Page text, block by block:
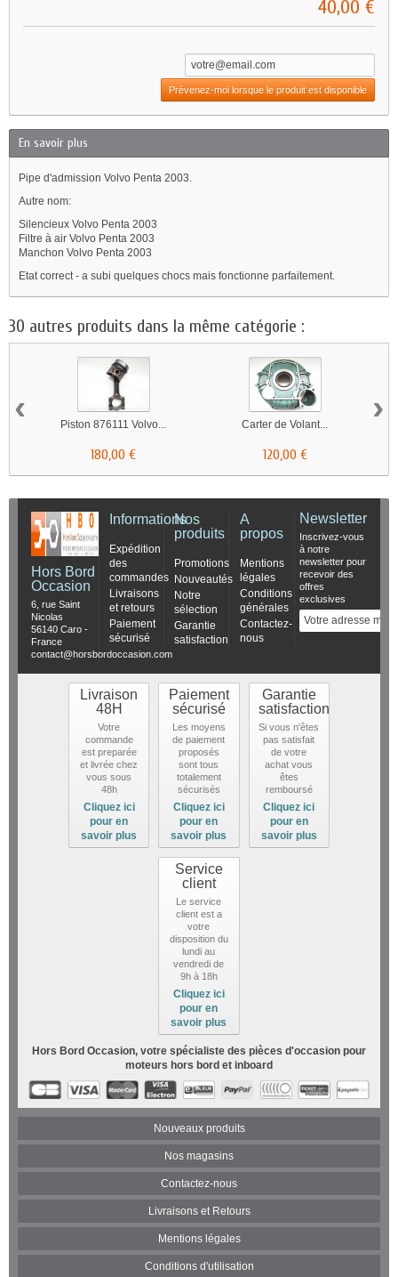
40,00 €
Prévenez-moi lorsque le produit est disponible
En savoir plus
Pipe d'admission Volvo Penta 2003.
Autre nom:
Silencieux Volvo Penta 2003
Filtre à air Volvo Penta 2003
Manchon Volvo Penta 2003
Etat correct - a subi quelques chocs mais fonctionne parfaitement.
30 autres produits dans la même catégorie :
Piston 876111 Volvo...
180,00 €
Carter de Volant...
120,00 €
‹ ›
Hors Bord
Occasion
6, rue Saint
Nicolas
56140 Caro -
France
contact@horsbordoccasion.com
Informations
Expédition
des
commandes
Livraisons
et retours
Paiement
sécurisé
Nos
produits
Promotions
Nouveautés
Notre
sélection
Garantie
satisfaction
A
propos
Mentions
légales
Conditions
générales
Contactez-
nous
Newsletter
Inscrivez-vous
à notre
newsletter pour
recevoir des
offres
exclusives
Livraison
48H
Votre
commande
est preparée
et livrée chez
vous sous
48h
Cliquez ici
pour en
savoir plus
Paiement
sécurisé
Les moyens
de paiement
proposés
sont tous
totalement
sécurisés
Cliquez ici
pour en
savoir plus
Garantie
satisfaction
Si vous n'êtes
pas satisfait
de votre
achat vous
êtes
remboursé
Cliquez ici
pour en
savoir plus
Service
client
Le service
client est a
votre
disposition du
lundi au
vendredi de
9h à 18h
Cliquez ici
pour en
savoir plus
Hors Bord Occasion, votre spécialiste des pièces d'occasion pour
moteurs hors bord et inboard
Nouveaux produits
Nos magasins
Contactez-nous
Livraisons et Retours
Mentions légales
Conditions d'utilisation